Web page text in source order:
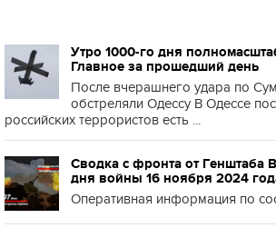
Утро 1000-го дня
Главное за прошедший день
После вчерашнего удара по
обстреляли Одессу В Одессе
российских террористов есть ...
Сводка с фронта от Генштаба
дня войны 16 ноября 2024
Оперативная информация по